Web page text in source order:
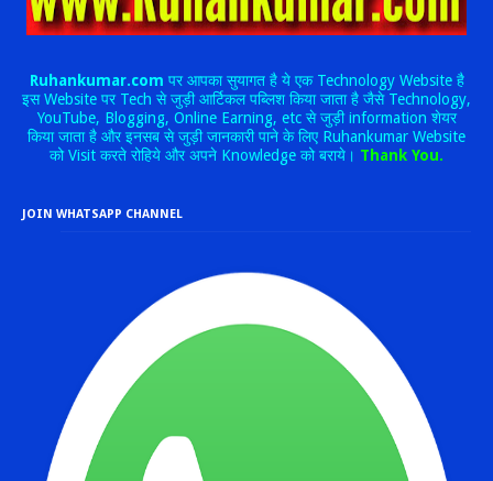
Ruhankumar.com पर आपका सुयागत है ये एक Technology Website है
इस Website पर Tech से जुड़ी आर्टिकल पब्लिश किया जाता है जैसे Technology,
YouTube, Blogging, Online Earning, etc से जुड़ी information शेयर
किया जाता है और इनसब से जुड़ी जानकारी पाने के लिए Ruhankumar Website
को Visit करते रोहिये और अपने Knowledge को बराये। Thank You.
JOIN WHATSAPP CHANNEL